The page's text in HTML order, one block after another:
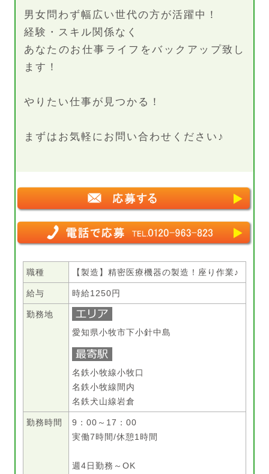
男女問わず幅広い世代の方が活躍中！
経験・スキル関係なく
あなたのお仕事ライフをバックアップ致し
ます！
やりたい仕事が見つかる！
まずはお気軽にお問い合わせください♪
職種 【製造】精密医療機器の製造！座り作業♪
給与 時給1250円
勤務地
愛知県小牧市下小針中島
名鉄小牧線小牧口
名鉄小牧線間内
名鉄犬山線岩倉
勤務時間
9：00～17：00
実働7時間/休憩1時間
週4日勤務～OK